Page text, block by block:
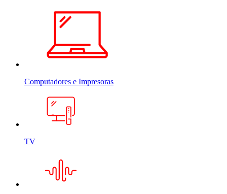
Computadores e Impresoras
TV